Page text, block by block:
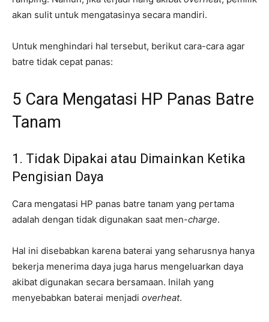
akan sulit untuk mengatasinya secara mandiri.
Untuk menghindari hal tersebut, berikut cara-cara agar
batre tidak cepat panas:
5 Cara Mengatasi HP Panas Batre
Tanam
1. Tidak Dipakai atau Dimainkan Ketika
Pengisian Daya
Cara mengatasi HP panas batre tanam yang pertama
adalah dengan tidak digunakan saat men-charge.
Hal ini disebabkan karena baterai yang seharusnya hanya
bekerja menerima daya juga harus mengeluarkan daya
akibat digunakan secara bersamaan. Inilah yang
menyebabkan baterai menjadi overheat.